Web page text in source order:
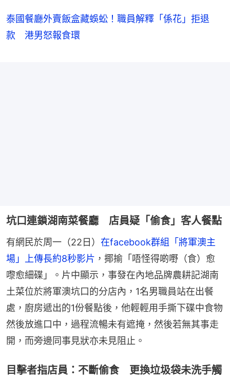
泰國餐廳外賣飯盒藏蜈蚣！職員解釋「係花」拒退
款 港男怒報食環
坑口連鎖湖南菜餐廳 店員疑「偷食」客人餐點
有網民於周一（22日） 在facebook群組「將軍澳主
場」上傳長約8秒影片 ，揶揄「唔怪得啲嘢（食）愈
嚟愈細碟」。片中顯示，事發在內地品牌農耕記湖南
土菜位於將軍澳坑口的分店內，1名男職員站在出餐
處，廚房遞出的1份餐點後，他輕輕用手撕下碟中食物
然後放進口中，過程流暢未有遮掩，然後若無其事走
開，而旁邊同事見狀亦未見阻止。
目擊者指店員：不斷偷食 更換垃圾袋未洗手觸